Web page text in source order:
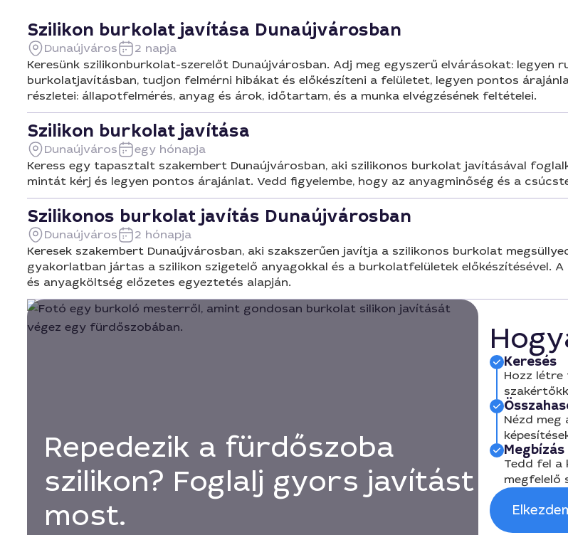
Szilikon burkolat javítása Dunaújvárosban
Dunaújváros
2 napja
Keresünk szilikonburkolat-szerelőt Dunaújvárosban. Adj meg egyszerű elvárásokat:
burkolatjavításban, tudjon felmérni hibákat és előkészíteni a felületet, legyen pontos
részletei: állapotfelmérés, anyag és árok, időtartam, és a munka elvégzésének feltételei.
Szilikon burkolat javítása
Dunaújváros
egy hónapja
Keress egy tapasztalt szakembert Dunaújvárosban, aki szilikonos burkolat javításával
mintát kérj és legyen pontos árajánlat. Vedd figyelembe, hogy az anyagminőség és a
Szilikonos burkolat javítás Dunaújvárosban
Dunaújváros
2 hónapja
Keresek szakembert Dunaújvárosban, aki szakszerűen javítja a szilikonos burkolat
gyakorlatban jártas a szilikon szigetelő anyagokkal és a burkolatfelületek előkészítésével.
és anyagköltség előzetes egyeztetés alapján.
Repedezik a fürdőszoba
szilikon? Foglalj gyors javítást
most.
Keresés
Hozz létre
Nézd meg
Megbízás
Tedd fel a
megfelelő